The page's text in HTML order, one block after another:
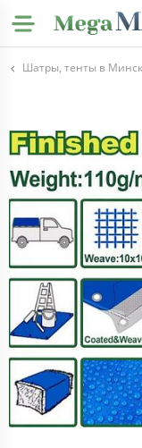
Шатры, тенты в